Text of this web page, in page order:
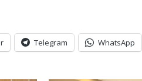
Telegram WhatsApp